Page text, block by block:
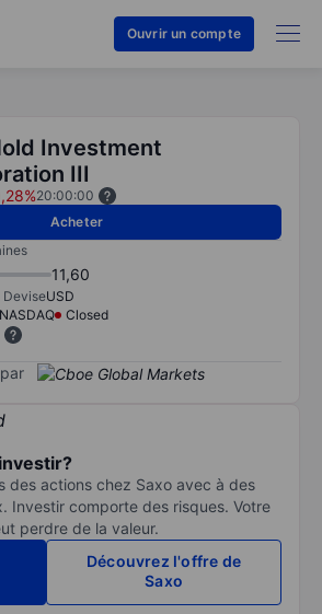
Ouvrir un compte
Investment
III
20:00:00
Acheter
11,60
DeviseUSD
NASDAQ
Closed
des actions chez Saxo avec à des
Investir comporte des risques. Votre
perdre de la valeur.
Découvrez l'offre de
Saxo